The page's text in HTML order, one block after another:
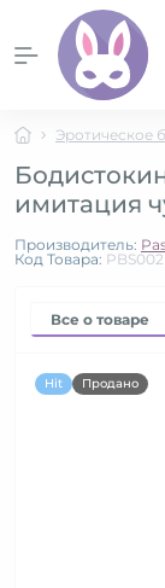
Эротическое
имитация
Производитель:
Код Товара:
Все о товаре
Hit Продано